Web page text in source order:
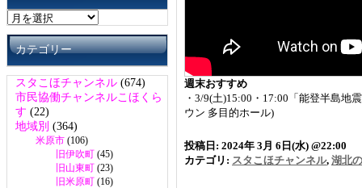
月
別
ア
カ
イ
ブ
カテゴリー
スタこほチャンネル (674)
市民協働チャンネルこほくら
す (22)
地域別 (364)
米原市 (106)
旧伊吹町 (45)
旧山東町 (23)
旧米原町 (16)
週末おすすめ
・3/9(土)15:00・17:00「能登半島地
ウン 多目的ホール)
投稿日: 2024年 3月 6日(水) @22:00
カテゴリ: スタこほチャンネル, 湖北